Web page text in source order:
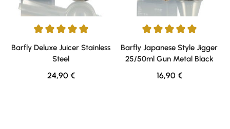
Durchschnittliche Bewertung von 5 von 5 Sternen
Barfly Deluxe Juicer Stainless
Steel
Regulärer Preis:
24,90 €
Durchschnittliche Bewertung
Barfly Japanese Style Jigger
25/50ml Gun Metal Black
Regulärer Preis:
16,90 €